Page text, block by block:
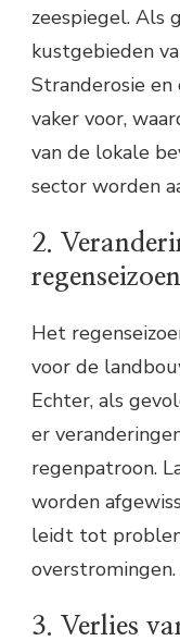
zeespiegel. Als
kustgebieden
Stranderosie
vaker voor,
van de lokale
sector worden
2.
regenseizoen
Het
voor de
Echter, als
er
regenpatroon.
worden
leidt tot
overstromingen.
3. Verlies